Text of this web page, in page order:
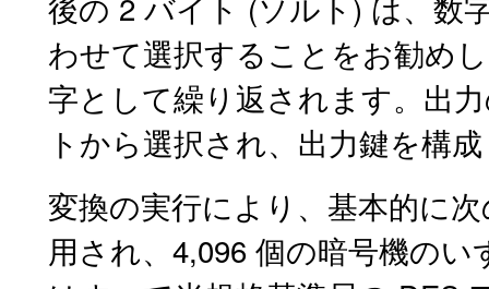
わせて選択することをお勧め
字として繰り返されます。出
トから選択され、出力鍵を構
変換の実行により、基本的に
用され、4,096 個の暗号機の